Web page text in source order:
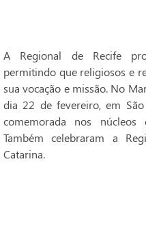
A Regional de Recife
permitindo que religiosos e
sua vocação e missão. No
dia 22 de fevereiro, em
comemorada nos
Também celebraram a
Catarina.